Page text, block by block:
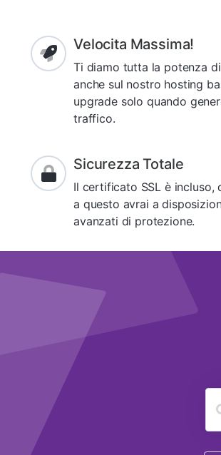
Velocita Massima!
Ti diamo tutta la potenza
anche sul nostro hosting
upgrade solo quando
traffico.
Sicurezza Totale
Il certificato SSL è incluso,
a questo avrai a
avanzati di protezione.